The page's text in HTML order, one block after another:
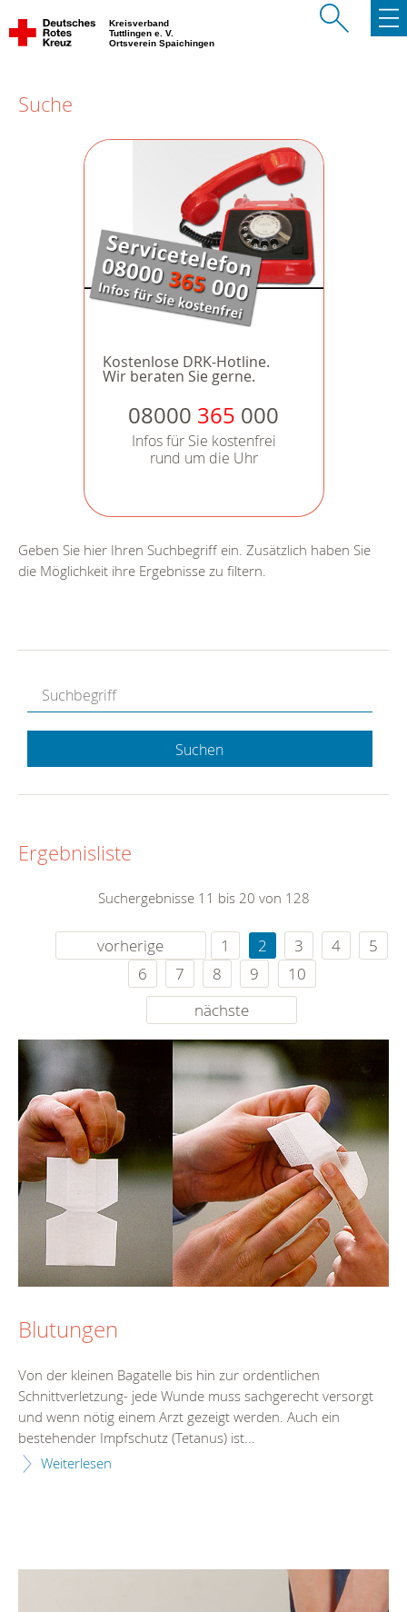
Kreisverband
Tuttlingen e. V.
Ortsverein Spaichingen
Suche
Kostenlose DRK-Hotline.
Wir beraten Sie gerne.
08000 365 000
Infos für Sie kostenfrei
rund um die Uhr
Geben Sie hier Ihren Suchbegriff ein. Zusätzlich haben Sie
die Möglichkeit ihre Ergebnisse zu filtern.
Suchen
Ergebnisliste
Suchergebnisse 11 bis 20 von 128
vorherige 1 2 3 4
5
6
7 8 9
10
nächste
Blutungen
Von der kleinen Bagatelle bis hin zur ordentlichen
Schnittverletzung- jede Wunde muss sachgerecht versorgt
und wenn nötig einem Arzt gezeigt werden. Auch ein
bestehender Impfschutz (Tetanus) ist...
Weiterlesen